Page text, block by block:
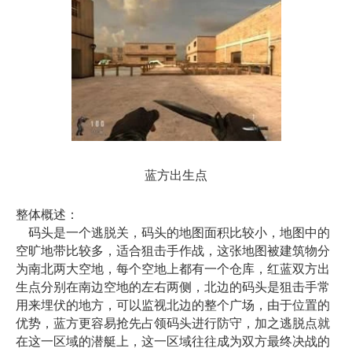
蓝方出生点
整体概述：
码头是一个逃脱关，码头的地图面积比较小，地图中的
空旷地带比较多，适合狙击手作战，这张地图被建筑物分
为南北两大空地，每个空地上都有一个仓库，红蓝双方出
生点分别在南边空地的左右两侧，北边的码头是狙击手常
用来埋伏的地方，可以监视北边的整个广场，由于位置的
优势，蓝方更容易抢先占领码头进行防守，加之逃脱点就
在这一区域的潜艇上，这一区域往往成为双方最终决战的